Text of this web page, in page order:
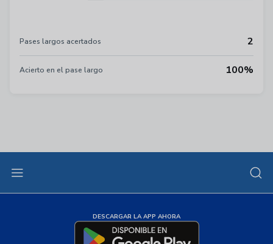
Pases largos acertados 2
Acierto en el pase largo 100%
DESCARGAR LA APP AHORA